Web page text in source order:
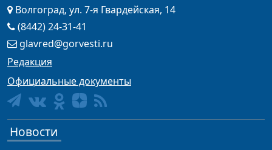
Волгоград, ул. 7-я Гвардейская, 14
(8442) 24-31-41
glavred@gorvesti.ru
Редакция
Официальные документы
Новости